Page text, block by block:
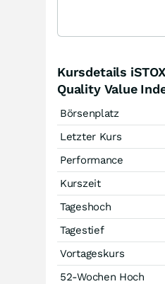
Kursdetails
Quality Value
Börsenplatz
Letzter Kurs
Performance
Kurszeit
Tageshoch
Tagestief
Vortageskurs
52-Wochen Hoch